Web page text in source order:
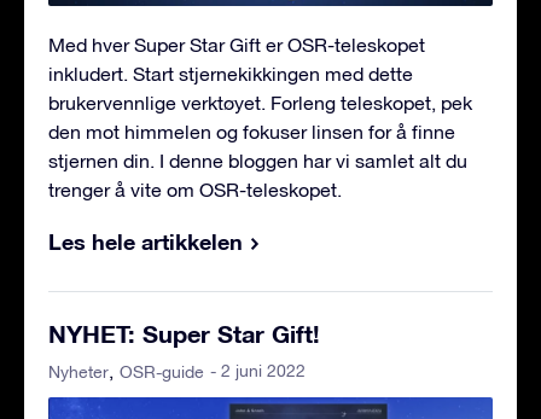
Med hver Super Star Gift er OSR-teleskopet
inkludert. Start stjernekikkingen med dette
brukervennlige verktøyet. Forleng teleskopet, pek
den mot himmelen og fokuser linsen for å finne
stjernen din. I denne bloggen har vi samlet alt du
trenger å vite om OSR-teleskopet.
Les hele artikkelen
NYHET: Super Star Gift!
Nyheter OSR-guide - 2 juni 2022